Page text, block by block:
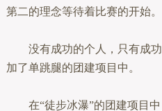
第二的理念等待着比赛的开始。
没有成功的个人，只有成功
加了单跳腿的团建项目中。
在“徒步冰瀑”的团建项目中